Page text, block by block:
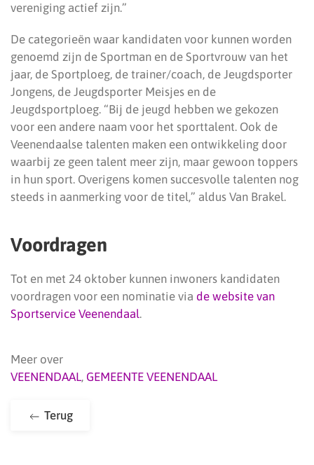
vereniging actief zijn.”
De categorieën waar kandidaten voor kunnen worden
genoemd zijn de Sportman en de Sportvrouw van het
jaar, de Sportploeg, de trainer/coach, de Jeugdsporter
Jongens, de Jeugdsporter Meisjes en de
Jeugdsportploeg. “Bij de jeugd hebben we gekozen
voor een andere naam voor het sporttalent. Ook de
Veenendaalse talenten maken een ontwikkeling door
waarbij ze geen talent meer zijn, maar gewoon toppers
in hun sport. Overigens komen succesvolle talenten nog
steeds in aanmerking voor de titel,” aldus Van Brakel.
Voordragen
Tot en met 24 oktober kunnen inwoners kandidaten
voordragen voor een nominatie via de website van
Sportservice Veenendaal.
Meer over
VEENENDAAL, GEMEENTE VEENENDAAL
Terug